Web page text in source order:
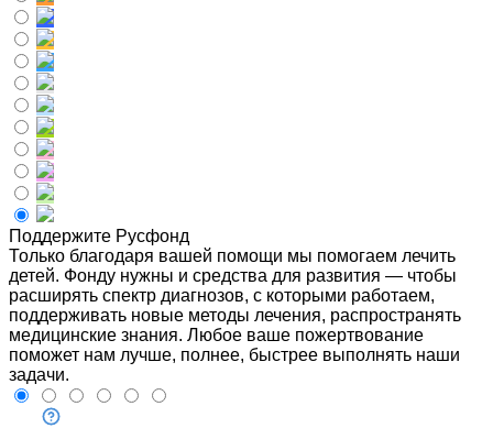
Поддержите Русфонд
Только благодаря вашей помощи мы помогаем лечить
детей. Фонду нужны и средства для развития — чтобы
расширять спектр диагнозов, с которыми работаем,
поддерживать новые методы лечения, распространять
медицинские знания. Любое ваше пожертвование
поможет нам лучше, полнее, быстрее выполнять наши
задачи.